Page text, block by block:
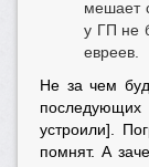
мешает
у ГП не
евреев.
Не за чем
последующих
устроили].
помнят. А